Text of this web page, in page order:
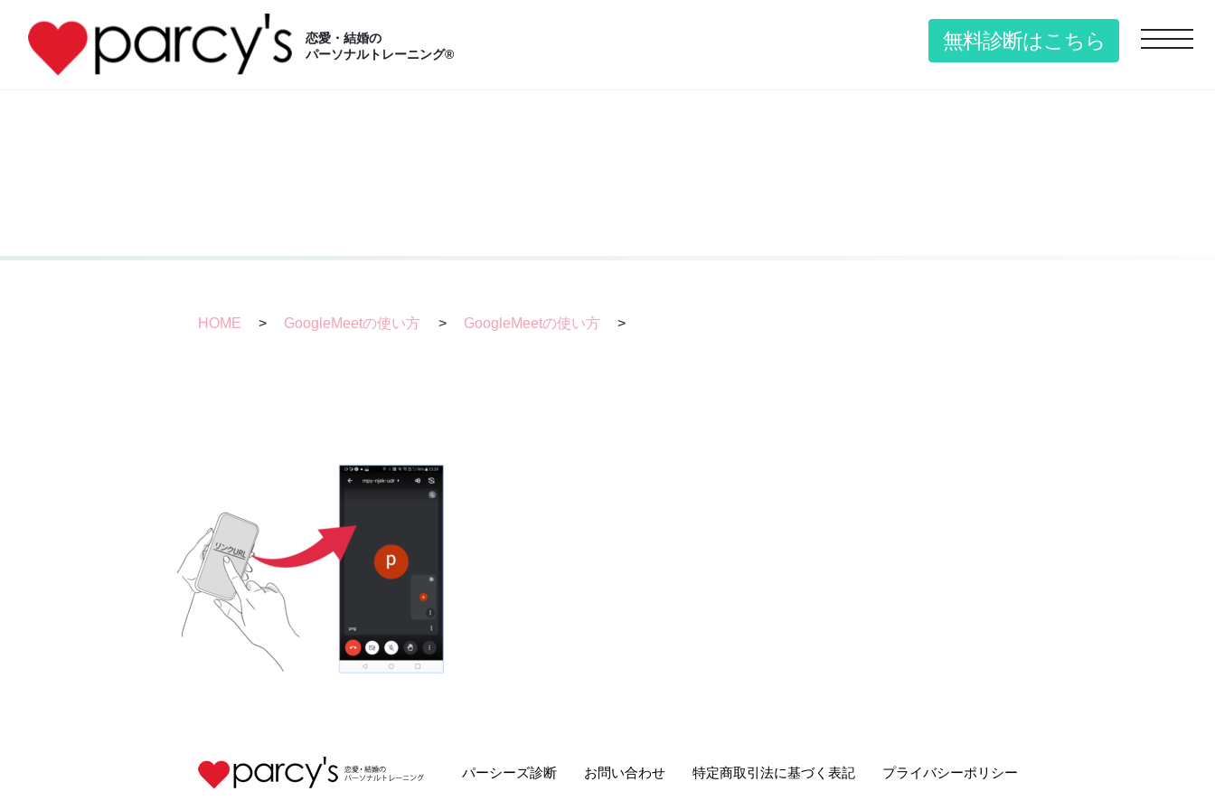
恋愛・結婚の
パーソナルトレーニング®
toggle
無料診断はこちら
HOME > GoogleMeetの使い方 > GoogleMeetの使い方 >
パーシーズ診断 お問い合わせ 特定商取引法に基づく表記 プライバシーポリシー